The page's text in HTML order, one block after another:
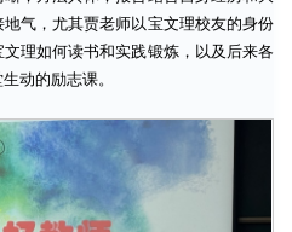
气，尤其贾老师以宝文理校友的身份
理如何读书和实践锻炼，以及后来各
动的励志课。